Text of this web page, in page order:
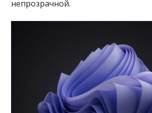
непрозрачной.